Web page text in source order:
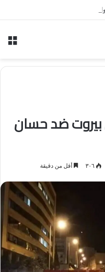
بيروت ضد حسان
٣٠٦ أقل من دقيقة